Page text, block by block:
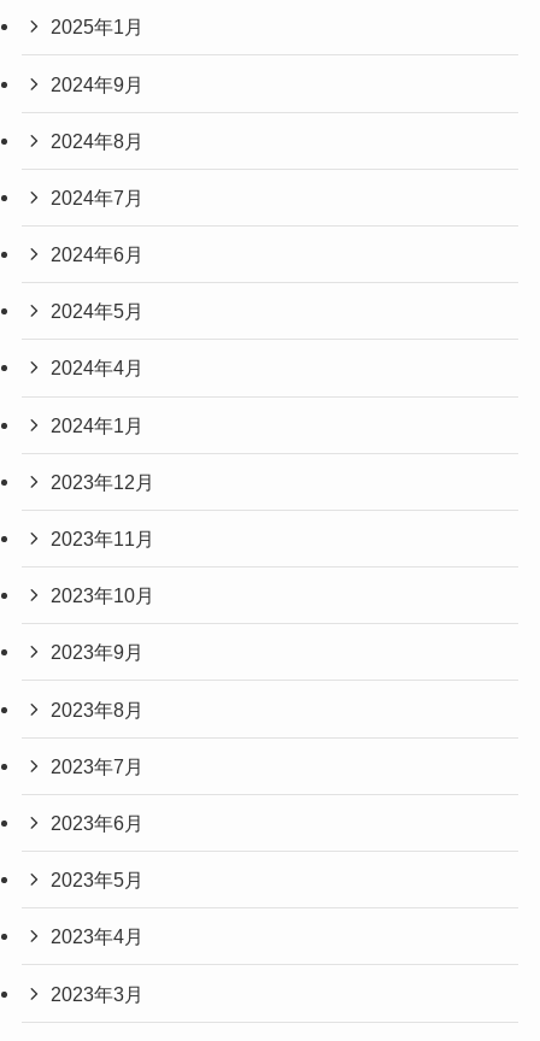
2025年1月
2024年9月
2024年8月
2024年7月
2024年6月
2024年5月
2024年4月
2024年1月
2023年12月
2023年11月
2023年10月
2023年9月
2023年8月
2023年7月
2023年6月
2023年5月
2023年4月
2023年3月